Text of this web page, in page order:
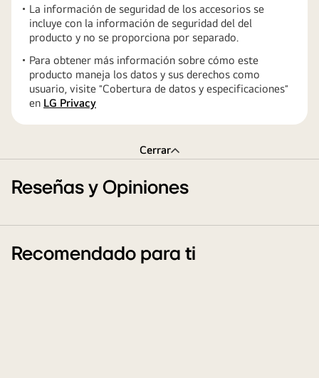
La información de seguridad de los accesorios se
incluye con la información de seguridad del del
producto y no se proporciona por separado.
Para obtener más información sobre cómo este
producto maneja los datos y sus derechos como
usuario, visite ″Cobertura de datos y especificaciones″
en LG Privacy
Cerrar
Reseñas y Opiniones
Recomendado para ti